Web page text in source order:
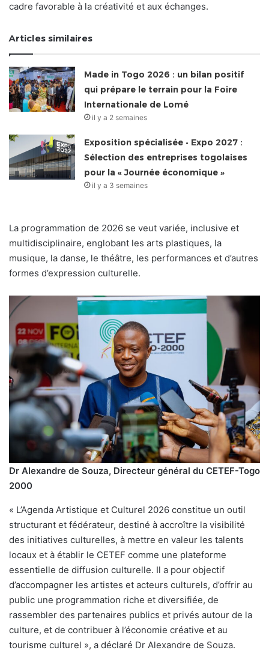
cadre favorable à la créativité et aux échanges.
Articles similaires
Made in Togo 2026 : un bilan positif
qui prépare le terrain pour la Foire
Internationale de Lomé
il y a 2 semaines
Exposition spécialisée • Expo 2027 :
Sélection des entreprises togolaises
pour la « Journée économique »
il y a 3 semaines
La programmation de 2026 se veut variée, inclusive et
multidisciplinaire, englobant les arts plastiques, la
musique, la danse, le théâtre, les performances et d’autres
formes d’expression culturelle.
Dr Alexandre de Souza, Directeur général du CETEF-Togo
2000
« L’Agenda Artistique et Culturel 2026 constitue un outil
structurant et fédérateur, destiné à accroître la visibilité
des initiatives culturelles, à mettre en valeur les talents
locaux et à établir le CETEF comme une plateforme
essentielle de diffusion culturelle. Il a pour objectif
d’accompagner les artistes et acteurs culturels, d’offrir au
public une programmation riche et diversifiée, de
rassembler des partenaires publics et privés autour de la
culture, et de contribuer à l’économie créative et au
tourisme culturel », a déclaré Dr Alexandre de Souza.